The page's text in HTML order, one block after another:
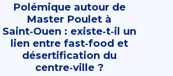
Polémique autour de
Master Poulet à
Saint‑Ouen : existe‑t‑il un
lien entre fast‑food et
désertification du
centre‑ville ?